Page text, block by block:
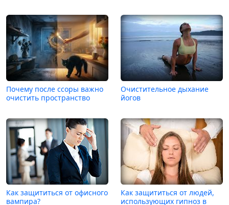
Почему после ссоры важно
очистить пространство
Очистительное дыхание
йогов
Как защититься от офисного
вампира?
Как защититься от людей,
использующих гипноз в